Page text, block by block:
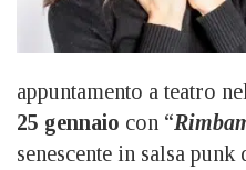
appuntamento a teatro
25 gennaio con “
senescente in salsa punk